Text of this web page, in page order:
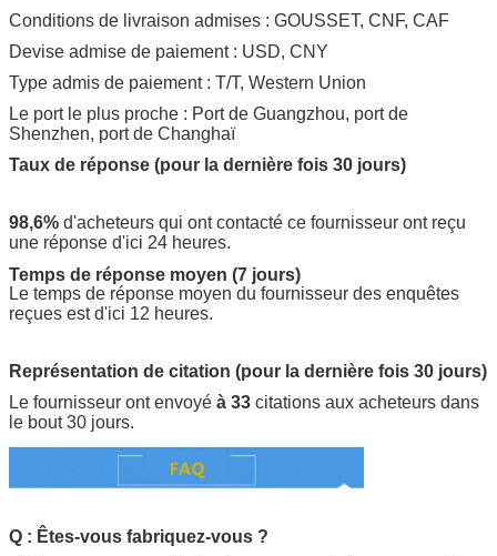
Conditions de livraison admises : GOUSSET, CNF, CAF
Devise admise de paiement : USD, CNY
Type admis de paiement : T/T, Western Union
Le port le plus proche : Port de Guangzhou, port de
Shenzhen, port de Changhaï
Taux de réponse (pour la dernière fois 30 jours)
98,6% d'acheteurs qui ont contacté ce fournisseur ont reçu
une réponse d'ici 24 heures.
Temps de réponse moyen (7 jours)
Le temps de réponse moyen du fournisseur des enquêtes
reçues est d'ici 12 heures.
Représentation de citation (pour la dernière fois 30 jours)
Le fournisseur ont envoyé à 33 citations aux acheteurs dans
le bout 30 jours.
Q : Êtes-vous fabriquez-vous ?